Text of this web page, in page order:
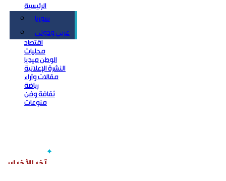
الرئيسية
سوريا
عربي ودولي
اقتصاد
محليات
الوطن ميديا
النشرة الإعلانية
مقالات وآراء
رياضة
ثقافة وفن
منوعات